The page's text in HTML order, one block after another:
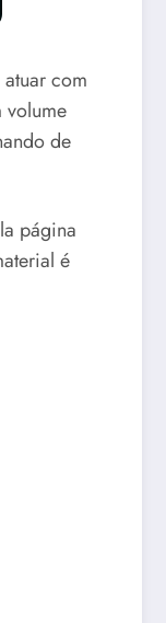
com
volume
de
página
é